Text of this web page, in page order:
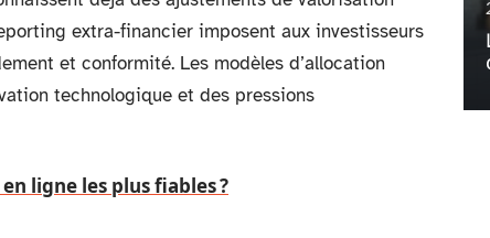
extra-financier imposent aux investisseurs
et conformité. Les modèles d’allocation
technologique et des pressions
ligne les plus fiables ?